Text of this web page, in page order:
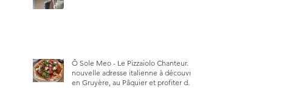
Ô Sole Meo - Le Pizzaiolo Chanteur. La
nouvelle adresse italienne à découvrir
en Gruyère, au Pâquier et profiter des